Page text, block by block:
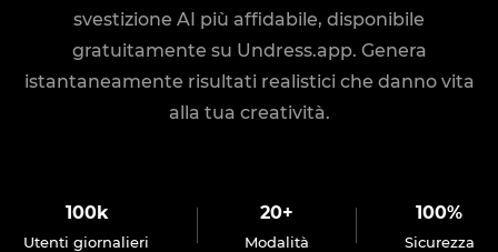
svestizione AI più affidabile, disponibile
gratuitamente su Undress.app. Genera
istantaneamente risultati realistici che danno vita
alla tua creatività.
100k
Utenti giornalieri
20+
Modalità
100%
Sicurezza